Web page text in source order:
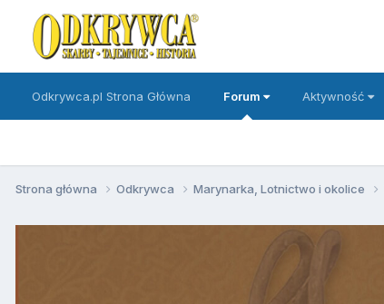
Odkrywca.pl Strona Główna Forum Aktywność
Strona główna Odkrywca Marynarka, Lotnictwo i okolice